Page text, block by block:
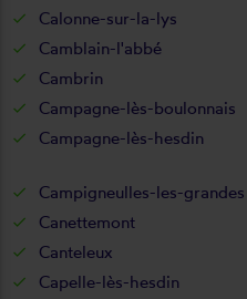
Calonne-sur-la-lys
Camblain-l'abbé
Cambrin
Campagne-lès-boulonnais
Campagne-lès-hesdin
Campigneulles-les-grandes
Canettemont
Canteleux
Capelle-lès-hesdin